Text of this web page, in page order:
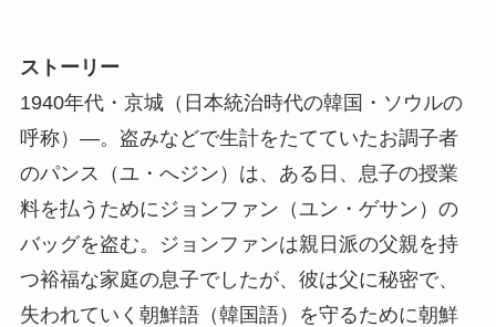
ストーリー
1940年代・京城（日本統治時代の韓国・ソウルの
呼称）―。盗みなどで生計をたてていたお調子者
のパンス（ユ・へジン）は、ある日、息子の授業
料を払うためにジョンファン（ユン・ゲサン）の
バッグを盗む。ジョンファンは親日派の父親を持
つ裕福な家庭の息子でしたが、彼は父に秘密で、
失われていく朝鮮語（韓国語）を守るために朝鮮